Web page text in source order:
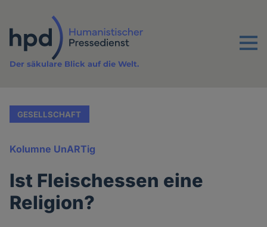
Inhalt
Menu
Der säkulare Blick auf die Welt.
GESELLSCHAFT
Kolumne UnARTig
Ist Fleischessen eine
Religion?